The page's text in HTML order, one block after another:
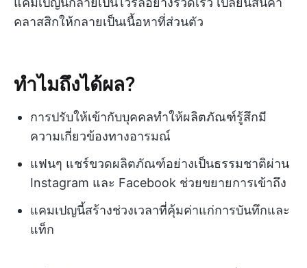
คลาสสิกให้กลายเป็นเนื้อหาที่ส่วนตัว
ทำไมถึงได้ผล?
การปรับให้เข้ากับบุคคลทำให้ผลิตภัณฑ์รู้สึกมี
ความเกี่ยวข้องทางอารมณ์
แฟนๆ แชร์ขวดผลิตภัณฑ์อย่างเป็นธรรมชาติผ่าน
Instagram และ Facebook ช่วยขยายการเข้าถึง
แคมเปญนี้สร้างช่วงเวลาที่คุ้มค่าแก่การบันทึกและ
แท็ก